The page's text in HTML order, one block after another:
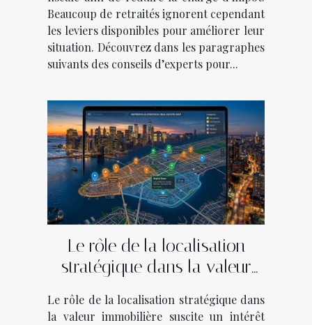
Beaucoup de retraités ignorent cependant
les leviers disponibles pour améliorer leur
situation. Découvrez dans les paragraphes
suivants des conseils d’experts pour...
Le rôle de la localisation
stratégique dans la valeur
Le rôle de la localisation stratégique dans
la valeur immobilière suscite un intérêt